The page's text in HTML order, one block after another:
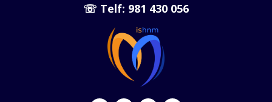
☏ Telf: 981 430 056